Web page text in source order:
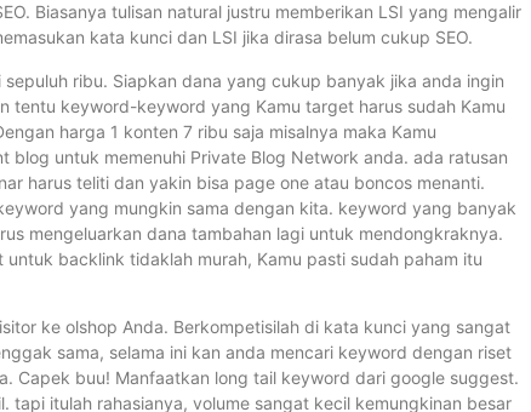
Biasanya tulisan natural justru memberikan LSI yang mengalir
kata kunci dan LSI jika dirasa belum cukup SEO.
ribu. Siapkan dana yang cukup banyak jika anda ingin
tentu keyword-keyword yang Kamu target harus sudah Kamu
harga 1 konten 7 ribu saja misalnya maka Kamu
untuk memenuhi Private Blog Network anda. ada ratusan
harus teliti dan yakin bisa page one atau boncos menanti.
yang mungkin sama dengan kita. keyword yang banyak
mengeluarkan dana tambahan lagi untuk mendongkraknya.
backlink tidaklah murah, Kamu pasti sudah paham itu
ke olshop Anda. Berkompetisilah di kata kunci yang sangat
sama, selama ini kan anda mencari keyword dengan riset
Capek buu! Manfaatkan long tail keyword dari google suggest.
itulah rahasianya, volume sangat kecil kemungkinan besar